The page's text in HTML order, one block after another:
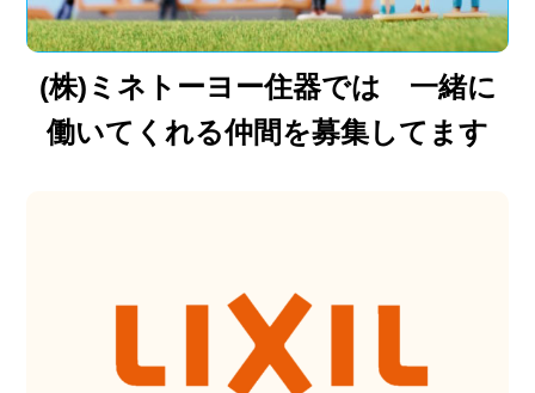
(株)ミネトーヨー住器では 一緒に
働いてくれる仲間を募集してます